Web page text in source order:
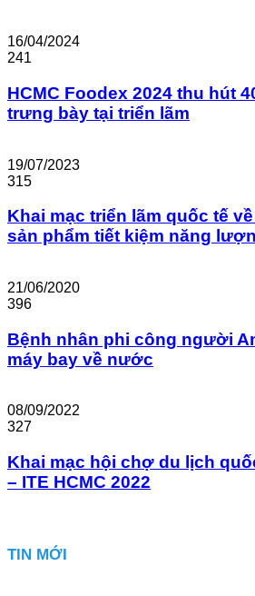
16/04/2024
241
HCMC Foodex 2024 thu hút
trưng bày tại triển lãm
19/07/2023
315
Khai mạc triển lãm quốc tế
sản phẩm tiết kiệm năng
21/06/2020
396
Bệnh nhân phi công người
máy bay về nước
08/09/2022
327
Khai mạc hội chợ du lịch
– ITE HCMC 2022
TIN MỚI